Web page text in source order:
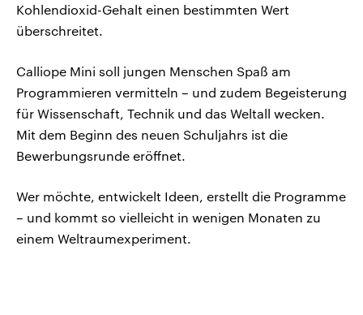
Kohlendioxid-Gehalt einen bestimmten Wert
überschreitet.
Calliope Mini soll jungen Menschen Spaß am
Programmieren vermitteln – und zudem Begeisterung
für Wissenschaft, Technik und das Weltall wecken.
Mit dem Beginn des neuen Schuljahrs ist die
Bewerbungsrunde eröffnet.
Wer möchte, entwickelt Ideen, erstellt die Programme
– und kommt so vielleicht in wenigen Monaten zu
einem Weltraumexperiment.